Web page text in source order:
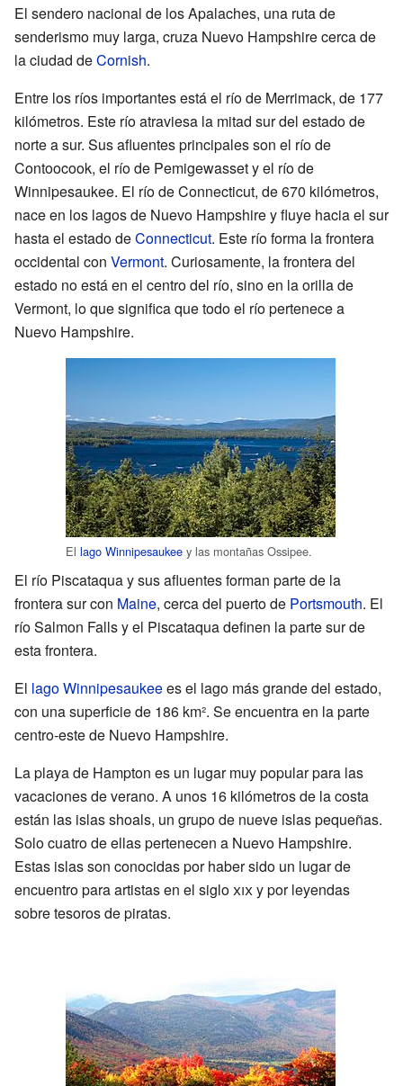
El sendero nacional de los Apalaches, una ruta de
senderismo muy larga, cruza Nuevo Hampshire cerca de
la ciudad deCornish.
Entre los ríos importantes está el río de Merrimack, de 177
kilómetros. Este río atraviesa la mitad sur del estado de
norte a sur. Sus afluentes principales son el río de
Contoocook, el río de Pemigewasset y el río de
Winnipesaukee. El río de Connecticut, de 670 kilómetros,
nace en los lagos de Nuevo Hampshire y fluye hacia el sur
hasta el estado deConnecticut. Este río forma la frontera
occidental con Vermont. Curiosamente, la frontera del
estado no está en el centro del río, sino en la orilla de
Vermont, lo que significa que todo el río pertenece a
Nuevo Hampshire.
El lago Winnipesaukee y las montañas Ossipee.
El río Piscataqua y sus afluentes forman parte de la
frontera sur con Maine, cerca del puerto de Portsmouth. El
río Salmon Falls y el Piscataqua definen la parte sur de
esta frontera.
El lago Winnipesaukeees el lago más grande del estado,
con una superficie de 186 km². Se encuentra en la parte
centro-este de Nuevo Hampshire.
La playa de Hampton es un lugar muy popular para las
vacaciones de verano. A unos 16 kilómetros de la costa
están las islas shoals, un grupo de nueve islas pequeñas.
Solo cuatro de ellas pertenecen a Nuevo Hampshire.
Estas islas son conocidas por haber sido un lugar de
encuentro para artistas en el sigloxix y por leyendas
sobre tesoros de piratas.